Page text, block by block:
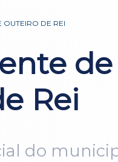
OUTEIRO DE REI
Rei
do